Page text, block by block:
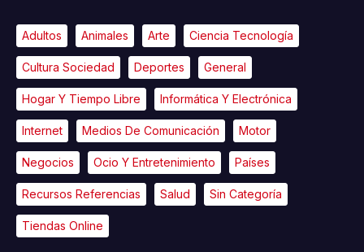
Adultos Animales Arte Ciencia Tecnología
Cultura Sociedad Deportes General
Hogar Y Tiempo Libre Informática Y Electrónica
Internet Medios De Comunicación Motor
Negocios Ocio Y Entretenimiento Países
Recursos Referencias Salud Sin Categoría
Tiendas Online